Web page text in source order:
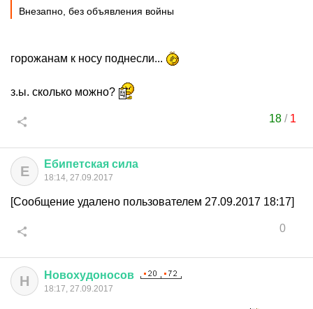
Внезапно, без объявления войны
горожанам к носу поднесли...
з.ы. сколько можно?
18 / 1
Е Ебипетская сила
18:14, 27.09.2017
[Сообщение удалено пользователем 27.09.2017 18:17]
0
Н Новохудоносов
18:17, 27.09.2017